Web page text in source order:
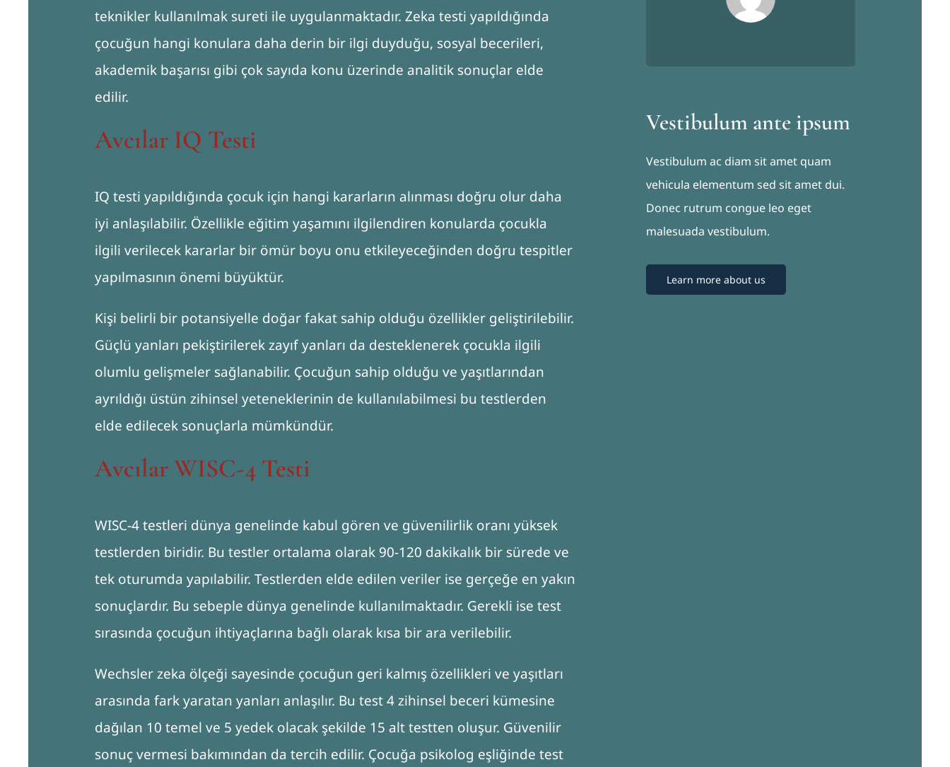
teknikler kullanılmak sureti ile uygulanmaktadır. Zeka testi yapıldığında
çocuğun hangi konulara daha derin bir ilgi duyduğu, sosyal becerileri,
akademik başarısı gibi çok sayıda konu üzerinde analitik sonuçlar elde
edilir.
Avcılar IQ Testi
IQ testi yapıldığında çocuk için hangi kararların alınması doğru olur daha
iyi anlaşılabilir. Özellikle eğitim yaşamını ilgilendiren konularda çocukla
ilgili verilecek kararlar bir ömür boyu onu etkileyeceğinden doğru tespitler
yapılmasının önemi büyüktür.
Kişi belirli bir potansiyelle doğar fakat sahip olduğu özellikler geliştirilebilir.
Güçlü yanları pekiştirilerek zayıf yanları da desteklenerek çocukla ilgili
olumlu gelişmeler sağlanabilir. Çocuğun sahip olduğu ve yaşıtlarından
ayrıldığı üstün zihinsel yeteneklerinin de kullanılabilmesi bu testlerden
elde edilecek sonuçlarla mümkündür.
Avcılar WISC-4 Testi
WISC-4 testleri dünya genelinde kabul gören ve güvenilirlik oranı yüksek
testlerden biridir. Bu testler ortalama olarak 90-120 dakikalık bir sürede ve
tek oturumda yapılabilir. Testlerden elde edilen veriler ise gerçeğe en yakın
sonuçlardır. Bu sebeple dünya genelinde kullanılmaktadır. Gerekli ise test
sırasında çocuğun ihtiyaçlarına bağlı olarak kısa bir ara verilebilir.
Wechsler zeka ölçeği sayesinde çocuğun geri kalmış özellikleri ve yaşıtları
arasında fark yaratan yanları anlaşılır. Bu test 4 zihinsel beceri kümesine
dağılan 10 temel ve 5 yedek olacak şekilde 15 alt testten oluşur. Güvenilir
sonuç vermesi bakımından da tercih edilir. Çocuğa psikolog eşliğinde test
Vestibulum ante ipsum
Vestibulum ac diam sit amet quam
vehicula elementum sed sit amet dui.
Donec rutrum congue leo eget
malesuada vestibulum.
Learn more about us